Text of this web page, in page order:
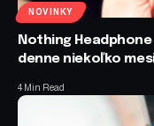
NOVINKY
Nothing
denne niekoľko
4 Min Read